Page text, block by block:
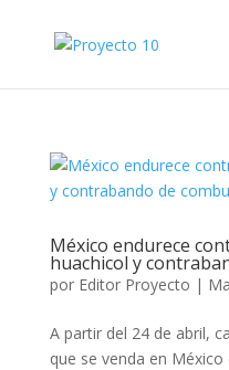
México endurece
huachicol y
por Editor Proyecto |
A partir del 24 de abril,
que se venda en